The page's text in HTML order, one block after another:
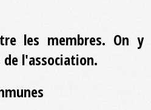
les membres. On y
l'association.